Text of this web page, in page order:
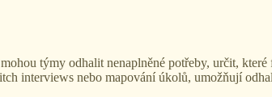
týmy odhalit nenaplněné potřeby, určit,
interviews nebo mapování úkolů, umožňují